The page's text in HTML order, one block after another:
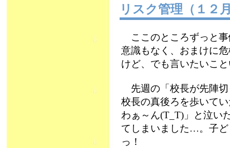
リスク管理（１２
ここのところずっと
意識もなく、おまけに
けど、でも言いたいこ
先週の「校長が先陣
校長の真後ろを歩いて
わぁ～ん(T_T)」と泣い
てしまいました…。子
っ！